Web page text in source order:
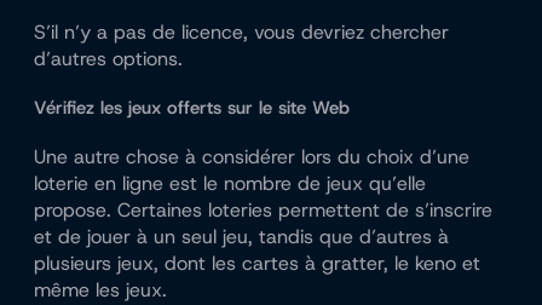
S’il n’y a pas de licence, vous devriez chercher
d’autres options.
Vérifiez les jeux offerts sur le site Web
Une autre chose à considérer lors du choix d’une
loterie en ligne est le nombre de jeux qu’elle
propose. Certaines loteries permettent de s’inscrire
et de jouer à un seul jeu, tandis que d’autres à
plusieurs jeux, dont les cartes à gratter, le keno et
même les jeux.